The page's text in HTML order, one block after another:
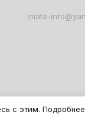
imato-
с этим. Подробнее